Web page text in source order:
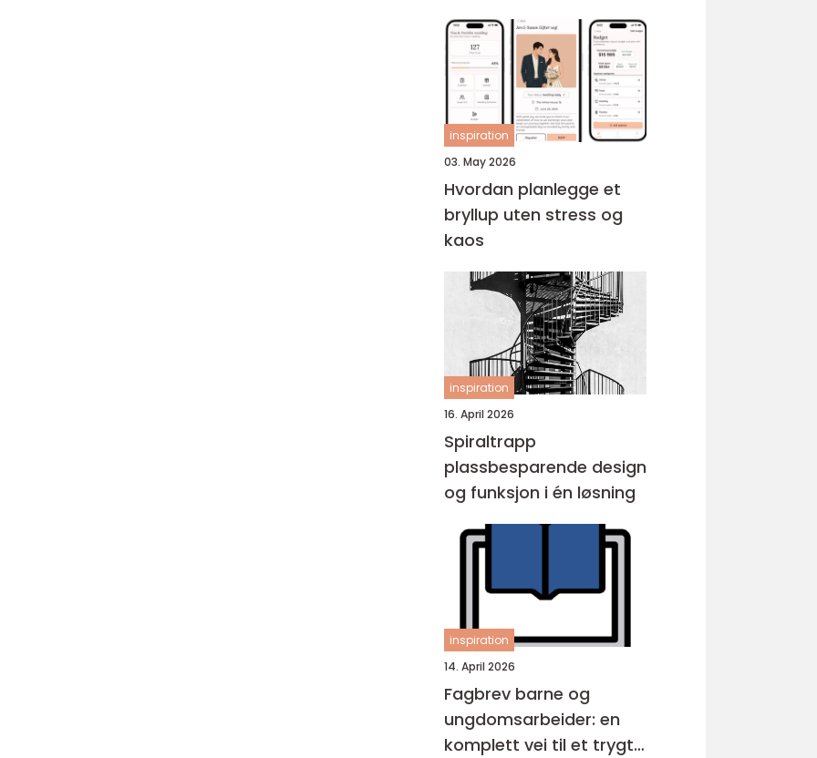
inspiration
03. May 2026
Hvordan planlegge et
bryllup uten stress og
kaos
inspiration
16. April 2026
Spiraltrapp
plassbesparende design
og funksjon i én løsning
inspiration
14. April 2026
Fagbrev barne og
ungdomsarbeider: en
komplett vei til et trygt